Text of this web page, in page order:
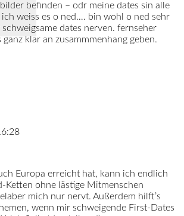
befinden – odr meine dates sin alle
ich weiss es o ned…. bin wohl o ned sehr
dates nerven. fernseher
ganz klar an zusammmenhang geben.
Europa erreicht hat, kann ich endlich
Ketten ohne lästige Mitmenschen
mich nur nervt. Außerdem hilft’s
wenn mir schweigende First-Dates